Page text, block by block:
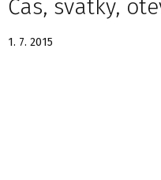
Čas, svátky,
1. 7. 2015